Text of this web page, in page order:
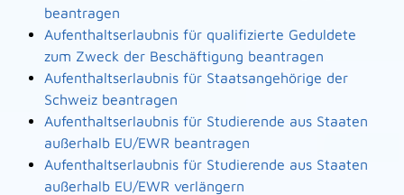
beantragen
Aufenthaltserlaubnis für qualifizierte Geduldete
zum Zweck der Beschäftigung beantragen
Aufenthaltserlaubnis für Staatsangehörige der
Schweiz beantragen
Aufenthaltserlaubnis für Studierende aus Staaten
außerhalb EU/EWR beantragen
Aufenthaltserlaubnis für Studierende aus Staaten
außerhalb EU/EWR verlängern